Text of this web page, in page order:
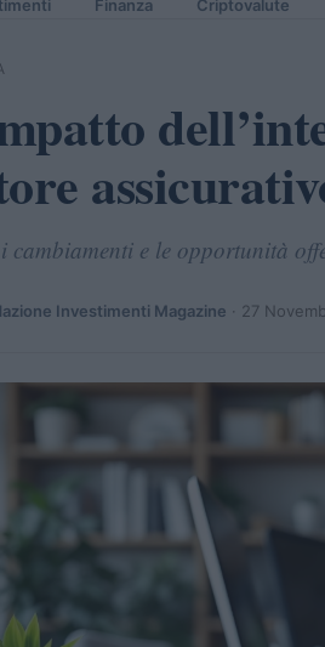
Finanza Criptovalute
cambiamenti e le opportunità
Investimenti Magazine · 27